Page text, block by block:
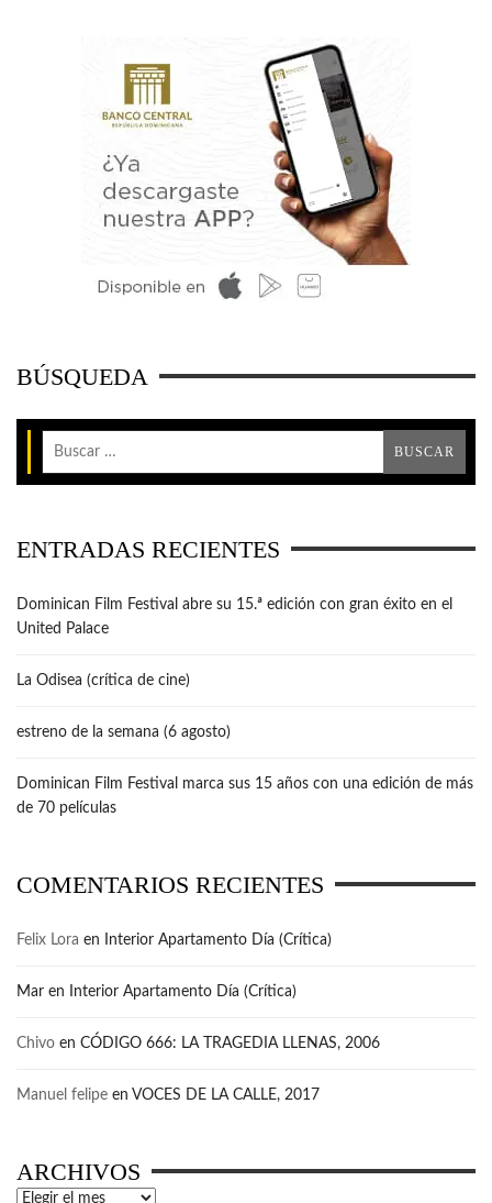
BÚSQUEDA
ENTRADAS RECIENTES
Dominican Film Festival abre su 15.ª edición con gran éxito en el
United Palace
La Odisea (crítica de cine)
estreno de la semana (6 agosto)
Dominican Film Festival marca sus 15 años con una edición de más
de 70 películas
COMENTARIOS RECIENTES
Felix Lora en Interior Apartamento Día (Crítica)
Mar en Interior Apartamento Día (Crítica)
Chivo en CÓDIGO 666: LA TRAGEDIA LLENAS, 2006
Manuel felipe en VOCES DE LA CALLE, 2017
ARCHIVOS
Archivos